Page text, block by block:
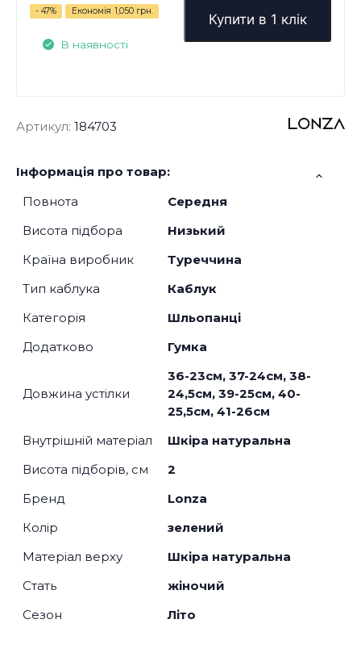
- 47% Економія 1,050 грн.
В наявності
Купити в 1 клік
Артикул: 184703
Інформація про товар:
Повнота
Середня
Висота підбора
Низький
Країна виробник
Туреччина
Тип каблука
Каблук
Категорія
Шльопанці
Додатково
Гумка
Довжина устілки
36-23см, 37-24см, 38-
24,5см, 39-25см, 40-
25,5см, 41-26см
Внутрішній матеріал
Шкіра натуральна
Висота підборів, см
2
Бренд
Lonza
Колір
зелений
Матеріал верху
Шкіра натуральна
Стать
жіночий
Сезон
Літо